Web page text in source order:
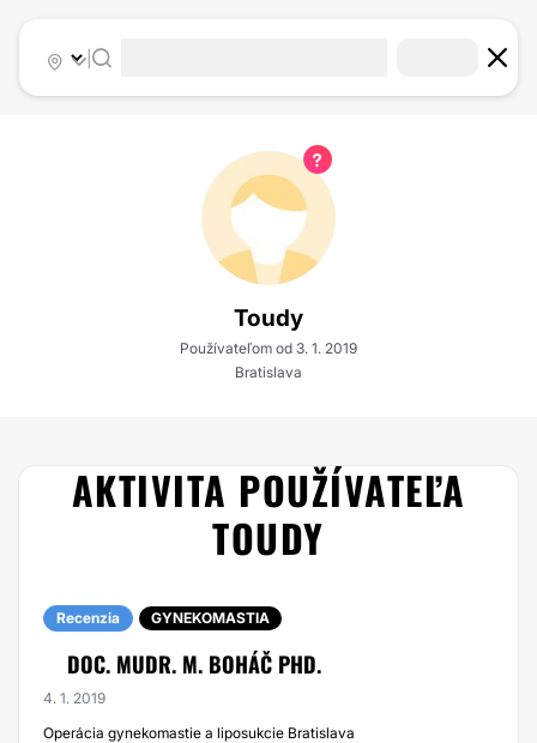
|
Toudy
Používateľom od 3. 1. 2019
Bratislava
AKTIVITA POUŽÍVATEĽA
TOUDY
Recenzia GYNEKOMASTIA
DOC. MUDR. M. BOHÁČ PHD.
4. 1. 2019
Operácia gynekomastie a liposukcie Bratislava